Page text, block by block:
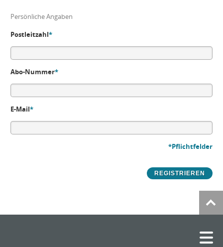
Persönliche Angaben
Postleitzahl*
Abo-Nummer*
E-Mail*
*Pflichtfelder